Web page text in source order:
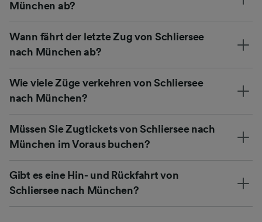
München ab?
Wann fährt der letzte Zug von Schliersee
nach München ab?
Wie viele Züge verkehren von Schliersee
nach München?
Müssen Sie Zugtickets von Schliersee nach
München im Voraus buchen?
Gibt es eine Hin- und Rückfahrt von
Schliersee nach München?